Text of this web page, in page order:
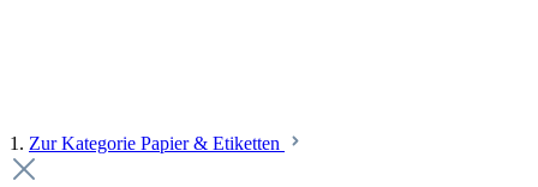
1. Zur Kategorie Papier & Etiketten